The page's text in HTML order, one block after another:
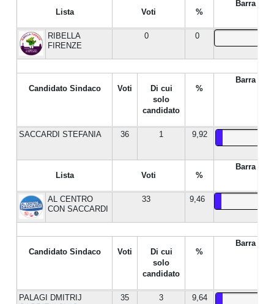
Lista Voti %
Barra %
RIBELLA
FIRENZE
0 0
Candidato Sindaco Voti
Di cui
solo
candidato
%
Barra %
SACCARDI STEFANIA 36 1 9,92
Lista Voti %
Barra %
AL CENTRO
CON SACCARDI
33 9,46
Candidato Sindaco Voti
Di cui
solo
candidato
%
Barra %
PALAGI DMITRIJ
35 3 9,64